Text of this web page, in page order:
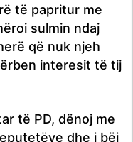
të papritur me
sulmin ndaj
që nuk njeh
interesit të tij
të PD, dënoj me
dhe i bëj